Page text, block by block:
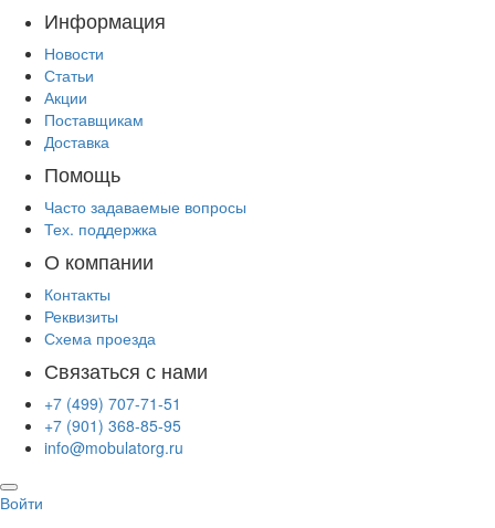
Информация
Новости
Статьи
Акции
Поставщикам
Доставка
Помощь
Часто задаваемые вопросы
Тех. поддержка
О компании
Контакты
Реквизиты
Схема проезда
Связаться с нами
+7 (499) 707-71-51
+7 (901) 368-85-95
info@mobulatorg.ru
Войти